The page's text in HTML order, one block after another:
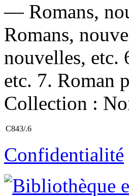
— Romans,
Romans,
nouvelles, etc.
etc. 7. Roman
Collection :
C843/.6
Confidentialité